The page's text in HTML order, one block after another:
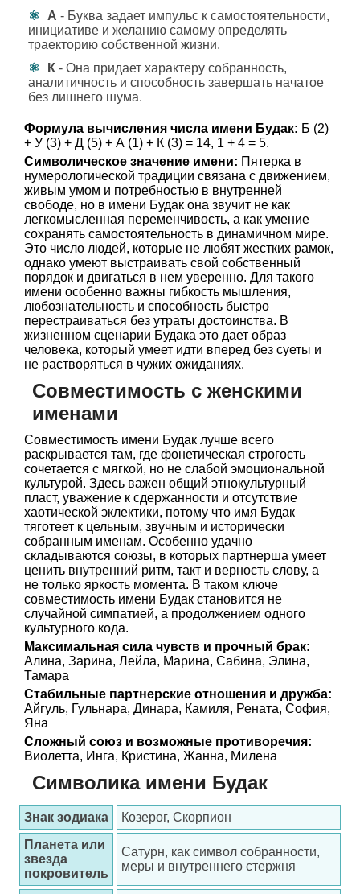
А - Буква задает импульс к самостоятельности,
инициативе и желанию самому определять
траекторию собственной жизни.
К - Она придает характеру собранность,
аналитичность и способность завершать начатое
без лишнего шума.
Формула вычисления числа имени Будак: Б (2)
+ У (3) + Д (5) + А (1) + К (3) = 14, 1 + 4 = 5.
Символическое значение имени: Пятерка в
нумерологической традиции связана с движением,
живым умом и потребностью в внутренней
свободе, но в имени Будак она звучит не как
легкомысленная переменчивость, а как умение
сохранять самостоятельность в динамичном мире.
Это число людей, которые не любят жестких рамок,
однако умеют выстраивать свой собственный
порядок и двигаться в нем уверенно. Для такого
имени особенно важны гибкость мышления,
любознательность и способность быстро
перестраиваться без утраты достоинства. В
жизненном сценарии Будака это дает образ
человека, который умеет идти вперед без суеты и
не растворяться в чужих ожиданиях.
Совместимость с женскими
именами
Совместимость имени Будак лучше всего
раскрывается там, где фонетическая строгость
сочетается с мягкой, но не слабой эмоциональной
культурой. Здесь важен общий этнокультурный
пласт, уважение к сдержанности и отсутствие
хаотической эклектики, потому что имя Будак
тяготеет к цельным, звучным и исторически
собранным именам. Особенно удачно
складываются союзы, в которых партнерша умеет
ценить внутренний ритм, такт и верность слову, а
не только яркость момента. В таком ключе
совместимость имени Будак становится не
случайной симпатией, а продолжением одного
культурного кода.
Максимальная сила чувств и прочный брак:
Алина, Зарина, Лейла, Марина, Сабина, Элина,
Тамара
Стабильные партнерские отношения и дружба:
Айгуль, Гульнара, Динара, Камиля, Рената, София,
Яна
Сложный союз и возможные противоречия:
Виолетта, Инга, Кристина, Жанна, Милена
Символика имени Будак
Знак зодиака
Козерог, Скорпион
Планета или
звезда
покровитель
Сатурн, как символ собранности,
меры и внутреннего стержня